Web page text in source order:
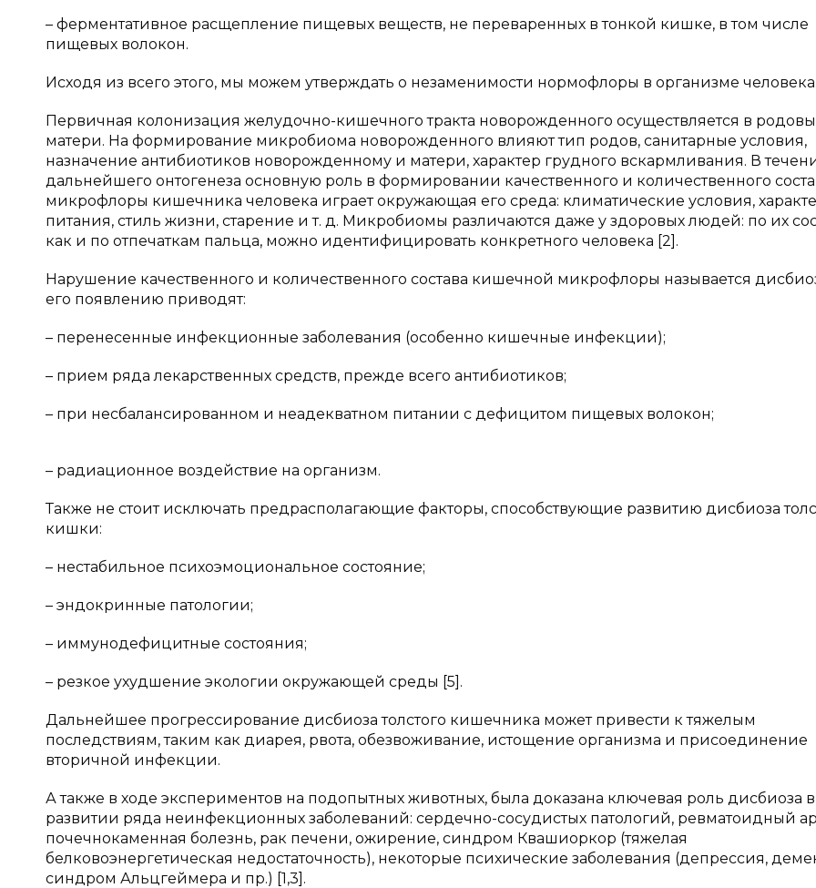
– ферментативное расщепление пищевых веществ, не переваренных в тонкой кишке, в том числе
пищевых волокон.
Исходя из всего этого, мы можем утверждать о незаменимости нормофлоры в организме
Первичная колонизация желудочно-кишечного тракта новорожденного осуществляется в
матери. На формирование микробиома новорожденного влияют тип родов, санитарные условия,
назначение антибиотиков новорожденному и матери, характер грудного вскармливания. В
дальнейшего онтогенеза основную роль в формировании качественного и количественного
микрофлоры кишечника человека играет окружающая его среда: климатические условия,
питания, стиль жизни, старение и т. д. Микробиомы различаются даже у здоровых людей: по их
как и по отпечаткам пальца, можно идентифицировать конкретного человека [2].
Нарушение качественного и количественного состава кишечной микрофлоры называется
его появлению приводят:
– перенесенные инфекционные заболевания (особенно кишечные инфекции);
– прием ряда лекарственных средств, прежде всего антибиотиков;
– при несбалансированном и неадекватном питании с дефицитом пищевых волокон;
– радиационное воздействие на организм.
Также не стоит исключать предрасполагающие факторы, способствующие развитию дисбиоза
кишки:
– нестабильное психоэмоциональное состояние;
– эндокринные патологии;
– иммунодефицитные состояния;
– резкое ухудшение экологии окружающей среды [5].
Дальнейшее прогрессирование дисбиоза толстого кишечника может привести к тяжелым
последствиям, таким как диарея, рвота, обезвоживание, истощение организма и присоединение
вторичной инфекции.
А также в ходе экспериментов на подопытных животных, была доказана ключевая роль дисбиоза в
развитии ряда неинфекционных заболеваний: сердечно-сосудистых патологий, ревматоидный
почечнокаменная болезнь, рак печени, ожирение, синдром Квашиоркор (тяжелая
белковоэнергетическая недостаточность), некоторые психические заболевания (депрессия,
синдром Альцгеймера и пр.) [1,3].